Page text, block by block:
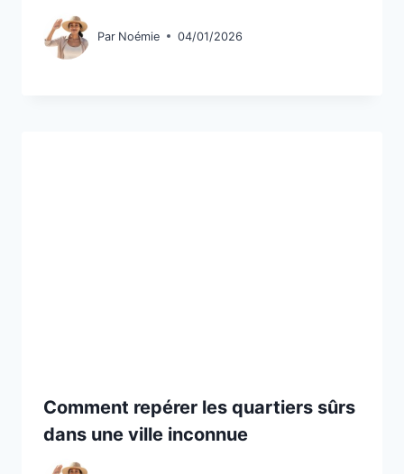
Par Noémie 04/01/2026
Comment repérer les quartiers sûrs
dans une ville inconnue